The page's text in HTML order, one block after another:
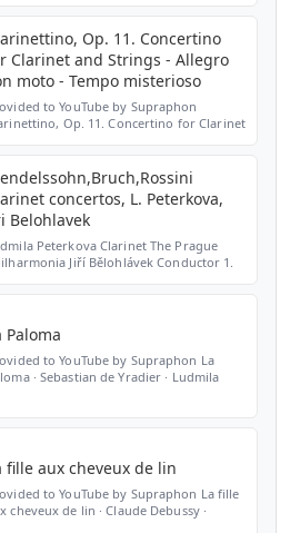
Op. 11. Concertino
Clarinet and Strings - Allegro
moto - Tempo misterioso
to YouTube by Supraphon
Op. 11. Concertino for Clarinet
· Ludmila...
concertos, L. Peterkova,
Belohlavek
Peterkova Clarinet The Prague
Jiří Bělohlávek Conductor 1.
Paloma
to YouTube by Supraphon La
· Sebastian de Yradier · Ludmila
fille aux cheveux de lin
to YouTube by Supraphon La fille
cheveux de lin · Claude Debussy ·